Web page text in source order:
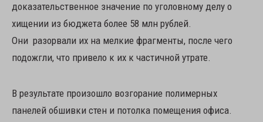
доказательственное значение по уголовному делу о
хищении из бюджета более 58 млн рублей.
Они разорвали их на мелкие фрагменты, после чего
подожгли, что привело к их к частичной утрате.
В результате произошло возгорание полимерных
панелей обшивки стен и потолка помещения офиса.